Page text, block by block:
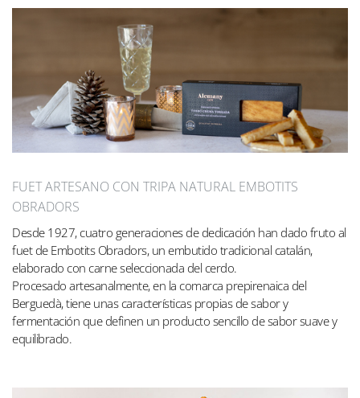
FUET ARTESANO CON TRIPA NATURAL EMBOTITS
OBRADORS
Desde 1927, cuatro generaciones de dedicación han dado fruto al
fuet de Embotits Obradors, un embutido tradicional catalán,
elaborado con carne seleccionada del cerdo.
Procesado artesanalmente, en la comarca prepirenaica del
Berguedà, tiene unas características propias de sabor y
fermentación que definen un producto sencillo de sabor suave y
equilibrado.